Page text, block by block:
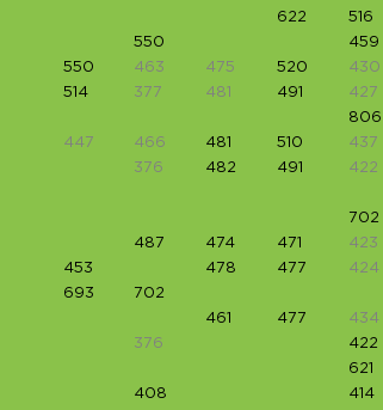
622 516
550 459
550 463 475 520 430
514 377 481 491 427
806
447 466 481 510 437
376 482 491 422
702
487 474 471 423
453 478 477 424
693 702
461 477 434
376 422
621
408 414